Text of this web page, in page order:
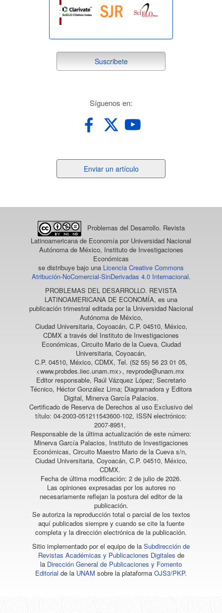
suscribete
Suscribete
Síguenos en:
un
Enviar un artículo
Problemas del Desarrollo. Revista
Latinoamericana de Economía por Universidad Nacional
Autónoma de México, Instituto de Investigaciones
Económicas
se distribuye bajo una Licencia Creative Commons
Atribución-NoComercial-SinDerivadas 4.0 Internacional.
PROBLEMAS DEL DESARROLLO. REVISTA
LATINOAMERICANA DE ECONOMÍA, es una
publicación trimestral editada por la Universidad Nacional
Autónoma de México,
Ciudad Universitaria, Coyoacán, C.P. 04510, México,
CDMX a través del Instituto de Investigaciones
Económicas, Circuito Mario de la Cueva, Ciudad
Universitaria, Coyoacán,
C.P. 04510, México, CDMX, Tel. (52 55) 56 23 01 05,
<www.probdes.iiec.unam.mx>, revprode@unam.mx
Editor responsable, Raúl Vázquez López; Secretario
Técnico, Héctor González Lima; Diagramadora y Editora
Digital, Minerva García Palacios.
Certificado de Reserva de Derechos al uso Exclusivo del
título: 04-2003-051211543600-102, ISSN electrónico:
2007-8951,
Responsable de la última actualización de este número:
Minerva García Palacios, Instituto de Investigaciones
Económicas, Circuito Maestro Mario de la Cueva s/n,
Ciudad Universitaria, Coyoacán, C.P. 04510, México,
CDMX.
Fecha de última modificación: 2 de julio de 2026.
Las opiniones expresadas por los autores no
necesariamente reflejan la postura del editor de la
publicación.
Se autoriza la reproducción total o parcial de los textos
aquí publicados siempre y cuando se cite la fuente
completa y la dirección electrónica de la publicación.
Sitio implementado por el equipo de la Subdirección de
Revistas Académicas y Publicaciones Digitales de
la Dirección General de Publicaciones y Fomento
Editorial de la UNAM sobre la plataforma OJS3/PKP.